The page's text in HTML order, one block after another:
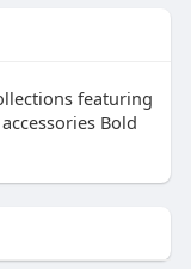
featuring
Bold